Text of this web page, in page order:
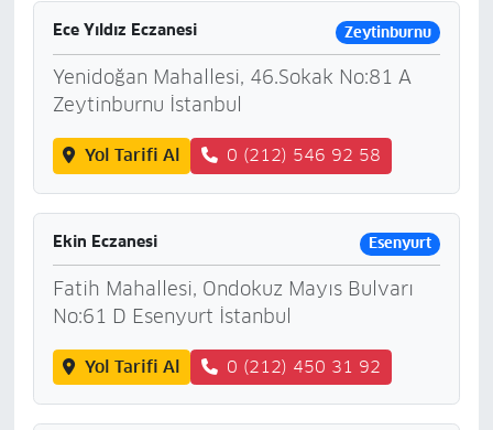
Ece Yıldız Eczanesi Zeytinburnu
Yenidoğan Mahallesi, 46.Sokak No:81 A
Zeytinburnu İstanbul
Yol Tarifi Al 0 (212) 546 92 58
Ekin Eczanesi Esenyurt
Fatih Mahallesi, Ondokuz Mayıs Bulvarı
No:61 D Esenyurt İstanbul
Yol Tarifi Al 0 (212) 450 31 92